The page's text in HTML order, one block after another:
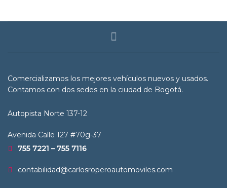
Comercializamos los mejores vehículos nuevos y usados.
Contamos con dos sedes en la ciudad de Bogotá.
Autopista Norte 137-12
Avenida Calle 127 #70g-37
755 7221 – 755 7116
contabilidad@carlosroperoautomoviles.com